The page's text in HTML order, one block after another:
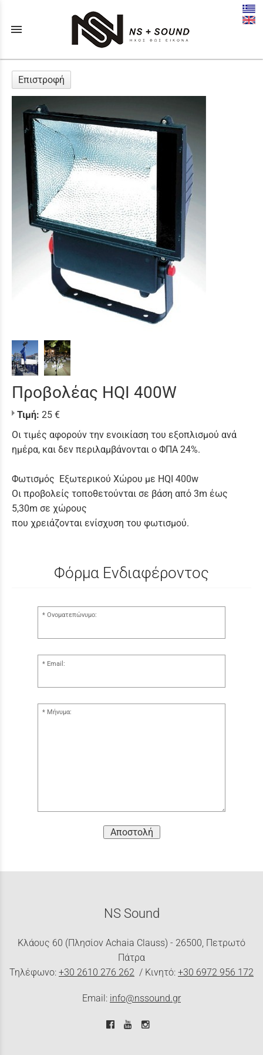
menu
Επιστροφή
Προβολέας HQI 400W
Τιμή: 25 €
Οι τιμές αφορούν την ενοικίαση του εξοπλισμού ανά
ημέρα, και δεν περιλαμβάνονται ο ΦΠΑ 24%.
Φωτισμός Εξωτερικού Χώρου με HQI 400w
Οι προβολείς τοποθετούνται σε βάση από 3m έως
5,30m σε χώρους
που χρειάζονται ενίσχυση του φωτισμού.
Φόρμα Ενδιαφέροντος
Ονοματεπώνυμο:
Email:
Μήνυμα:
Αποστολή
NS Sound
Κλάους 60 (Πλησίον Achaia Clauss) - 26500, Πετρωτό
Πάτρα
Τηλέφωνο: +30 2610 276 262 / Κινητό: +30 6972 956 172
Email: info@nssound.gr